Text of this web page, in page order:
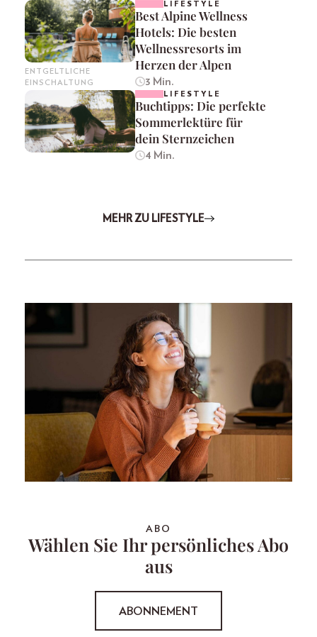
ENTGELTLICHE
EINSCHALTUNG
LIFESTYLE
Best Alpine Wellness
Hotels: Die besten
Wellnessresorts im
Herzen der Alpen
3 Min.
LIFESTYLE
Buchtipps: Die perfekte
Sommerlektüre für
dein Sternzeichen
4 Min.
MEHR ZU LIFESTYLE
ABO
Wählen Sie Ihr persönliches Abo
aus
ABONNEMENT